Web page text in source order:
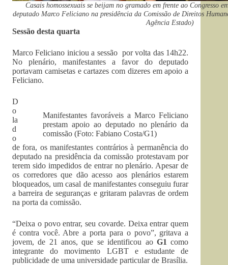
Casais homossexuais se beijam no gramado em frente ao Congresso
deputado Marco Feliciano na presidência da Comissão de Direitos
Agência Estado)
Sessão desta quarta
Marco Feliciano iniciou a sessão por volta das 14h22.
No plenário, manifestantes a favor do deputado
portavam camisetas e cartazes com dizeres em apoio a
Feliciano.
Manifestantes favoráveis a Marco Feliciano
prestam apoio ao deputado no plenário da
comissão (Foto: Fabiano Costa/G1)
D
o
la
d
o
de fora, os manifestantes contrários à permanência do
deputado na presidência da comissão protestavam por
terem sido impedidos de entrar no plenário. Apesar de
os corredores que dão acesso aos plenários estarem
bloqueados, um casal de manifestantes conseguiu furar
a barreira de seguranças e gritaram palavras de ordem
na porta da comissão.
“Deixa o povo entrar, seu covarde. Deixa entrar quem
é contra você. Abre a porta para o povo”, gritava a
jovem, de 21 anos, que se identificou ao G1 como
integrante do movimento LGBT e estudante de
publicidade de uma universidade particular de Brasília.